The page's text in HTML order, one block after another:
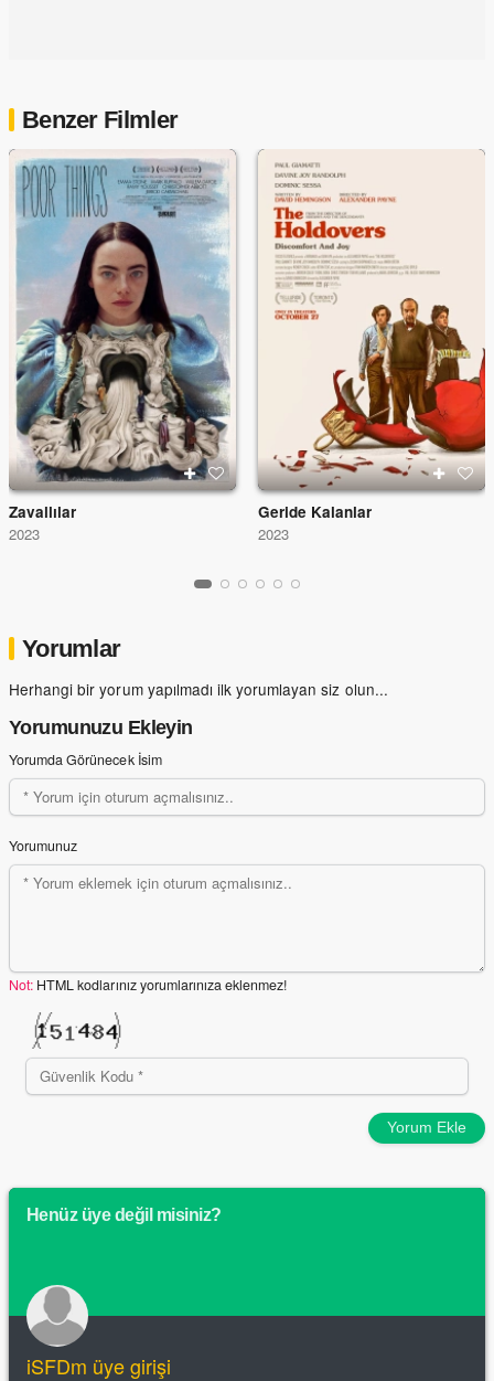
Benzer Filmler
Zavallılar
2023
Geride Kalanlar
2023
Yorumlar
Herhangi bir yorum yapılmadı ilk yorumlayan siz olun...
Yorumunuzu Ekleyin
Yorumda Görünecek İsim
Yorumunuz
Not: HTML kodlarınız yorumlarınıza eklenmez!
Yorum Ekle
Henüz üye değil misiniz?
iSFDm üye girişi